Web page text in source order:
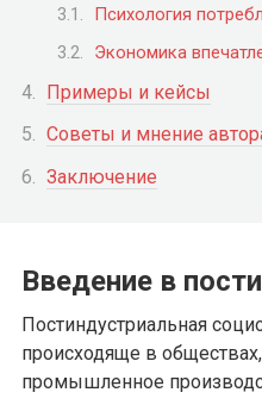
Психология
Экономика
Примеры и кейсы
Советы и мнение
Заключение
Введение в
Постиндустриальная
происходяще в
промышленное